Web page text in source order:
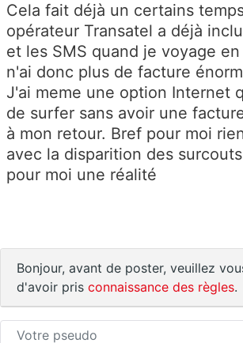
Cela fait déjà un certains
opérateur Transatel a déjà
et les SMS quand je voyage
n'ai donc plus de facture
J'ai meme une option Internet
de surfer sans avoir une
à mon retour. Bref pour moi
avec la disparition des
pour moi une réalité
Bonjour, avant de poster, veuillez
d'avoir pris connaissance des règles.